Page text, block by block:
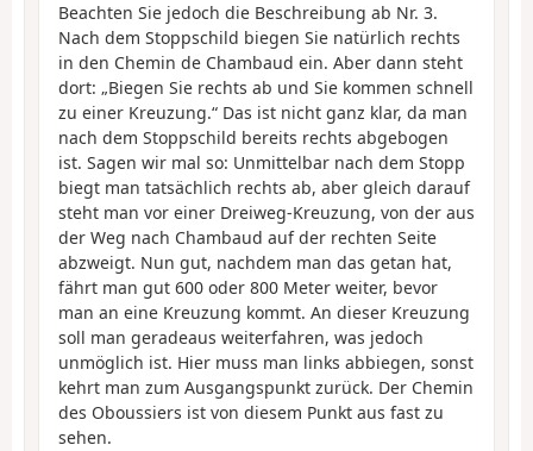
Beachten Sie jedoch die Beschreibung ab Nr. 3.
Nach dem Stoppschild biegen Sie natürlich rechts
in den Chemin de Chambaud ein. Aber dann steht
dort: „Biegen Sie rechts ab und Sie kommen schnell
zu einer Kreuzung.“ Das ist nicht ganz klar, da man
nach dem Stoppschild bereits rechts abgebogen
ist. Sagen wir mal so: Unmittelbar nach dem Stopp
biegt man tatsächlich rechts ab, aber gleich darauf
steht man vor einer Dreiweg-Kreuzung, von der aus
der Weg nach Chambaud auf der rechten Seite
abzweigt. Nun gut, nachdem man das getan hat,
fährt man gut 600 oder 800 Meter weiter, bevor
man an eine Kreuzung kommt. An dieser Kreuzung
soll man geradeaus weiterfahren, was jedoch
unmöglich ist. Hier muss man links abbiegen, sonst
kehrt man zum Ausgangspunkt zurück. Der Chemin
des Oboussiers ist von diesem Punkt aus fast zu
sehen.